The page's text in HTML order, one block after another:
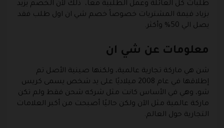
طلبات كل العائلة وعمل الطلبية معا، ذلك لأن الخصم يزيد
بزياد قيمة المشتريات خصوصاً خصم شي ان اول طلب فقد
يصل الي 50% وأكثر.
معلومات عن شي ان
شن هي ماركة تجارية عالمية، ولكنها صينية الأصل تم
إطلاقها في عام 2008 ميلاديًا على يد شخص يسمى كريس
شو، وهي في الأساس كانت مثل شركه شحن فقط ولم تكن
ماركة عالمية مثل الآن ولكن حاليًا أصبحت من أكبر العلامات
التجارية حول العالم.